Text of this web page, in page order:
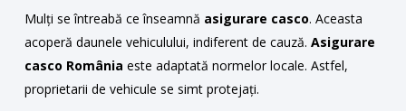
Mulți se întreabă ce înseamnă asigurare casco. Aceasta
acoperă daunele vehiculului, indiferent de cauză. Asigurare
casco România este adaptată normelor locale. Astfel,
proprietarii de vehicule se simt protejați.